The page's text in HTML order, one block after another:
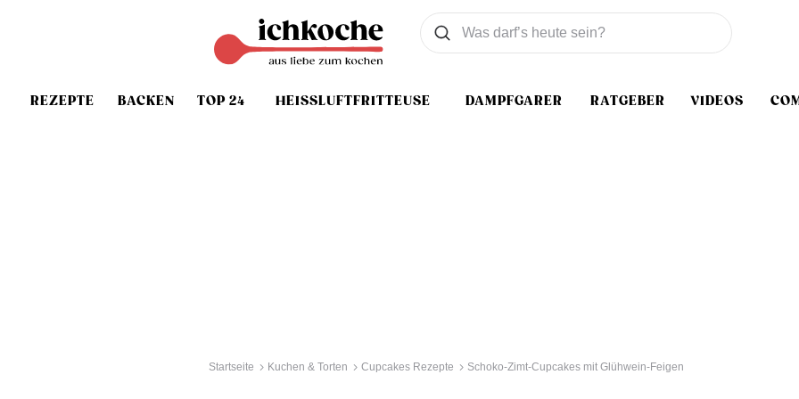
REZEPTE BACKEN TOP 24 HEISSLUFTFRITTEUSE DAMPFGARER RATGEBER VIDEOS
Was wollen Sie suchen
Suchen
Startseite Kuchen & Torten Cupcakes Rezepte Schoko-Zimt-Cupcakes mit Glühwein-Feigen